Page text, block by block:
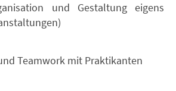
und Gestaltung eigens
Teamwork mit Praktikanten